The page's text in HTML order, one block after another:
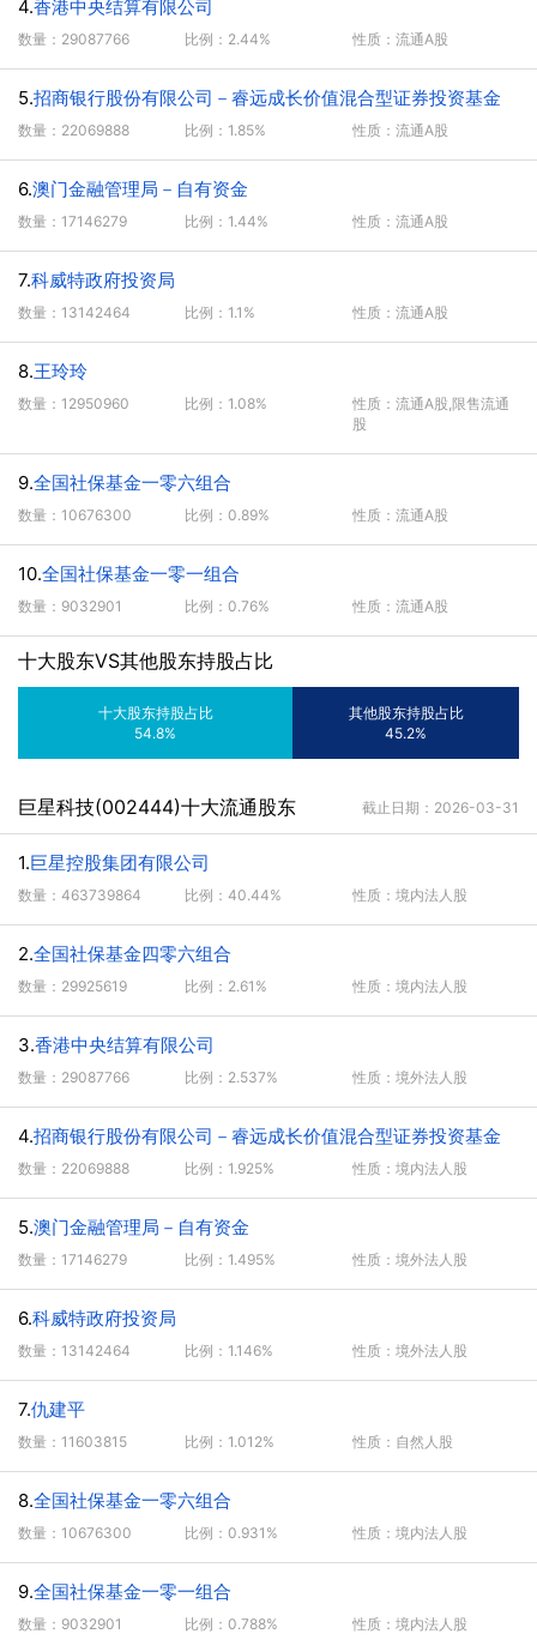
4.香港中央结算有限公司
数量：29087766 比例：2.44% 性质：流通A股
5.招商银行股份有限公司－睿远成长价值混合型证券投资基金
数量：22069888 比例：1.85% 性质：流通A股
6.澳门金融管理局－自有资金
数量：17146279 比例：1.44% 性质：流通A股
7.科威特政府投资局
数量：13142464 比例：1.1% 性质：流通A股
8.王玲玲
数量：12950960 比例：1.08%
性质：流通A股,限售流通
股
9.全国社保基金一零六组合
数量：10676300 比例：0.89% 性质：流通A股
10.全国社保基金一零一组合
数量：9032901 比例：0.76% 性质：流通A股
十大股东VS其他股东持股占比
十大股东持股占比
54.8%
其他股东持股占比
45.2%
巨星科技(002444)十大流通股东 截止日期：2026-03-31
1.巨星控股集团有限公司
数量：463739864 比例：40.44% 性质：境内法人股
2.全国社保基金四零六组合
数量：29925619 比例：2.61% 性质：境内法人股
3.香港中央结算有限公司
数量：29087766 比例：2.537% 性质：境外法人股
4.招商银行股份有限公司－睿远成长价值混合型证券投资基金
数量：22069888 比例：1.925% 性质：境内法人股
5.澳门金融管理局－自有资金
数量：17146279 比例：1.495% 性质：境外法人股
6.科威特政府投资局
数量：13142464 比例：1.146% 性质：境外法人股
7.仇建平
数量：11603815 比例：1.012% 性质：自然人股
8.全国社保基金一零六组合
数量：10676300 比例：0.931% 性质：境内法人股
9.全国社保基金一零一组合
数量：9032901 比例：0.788% 性质：境内法人股